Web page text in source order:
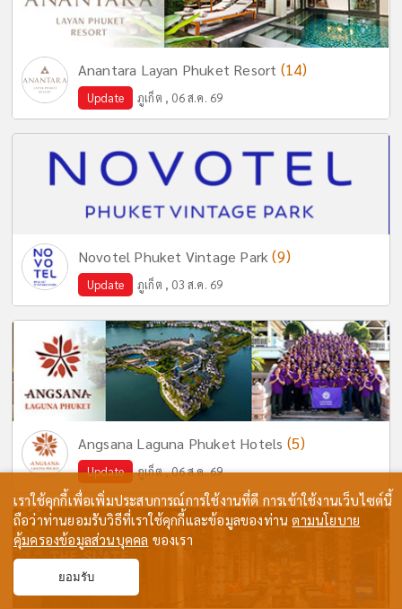
Anantara Layan Phuket Resort (14)
Update ภูเก็ต , 06 ส.ค. 69
Novotel Phuket Vintage Park(9)
Update ภูเก็ต , 03 ส.ค. 69
Angsana Laguna Phuket Hotels (5)
Update ภูเก็ต , 06 ส.ค. 69
เราใช้คุกกี้เพื่อเพิ่มประสบการณ์การใช้งานที่ดี การเข้าใช้งานเว็บไซต์นี้
ถือว่าท่านยอมรับวิธีที่เราใช้คุกกี้และข้อมูลของท่านตามนโยบาย
คุ้มครองข้อมูลส่วนบุคคล ของเรา
ยอมรับ